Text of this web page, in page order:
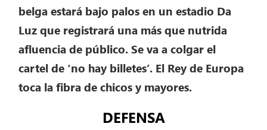
belga estará bajo palos en un estadio Da
Luz que registrará una más que nutrida
afluencia de público. Se va a colgar el
cartel de ‘no hay billetes’. El Rey de Europa
toca la fibra de chicos y mayores.
DEFENSA